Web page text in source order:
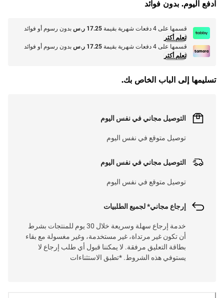
ادفع اليوم. بدون فوائد
قسمها على 4 دفعات شهرية بقيمة 17.25 ر.س
بدون رسوم أو فوائد
تعلم أكثر
قسمها على 4 دفعات شهرية بقيمة
17.25 ر.س
بدون رسوم أو فوائد
تعلم أكثر
تسليمها إلى الباب الخاص بك.
التوصيل مجاني في نفس اليوم
توصيل متوقع في نفس اليوم
التوصيل مجاني في نفس اليوم
توصيل متوقع في نفس اليوم
إرجاع مجاني* لجميع الطلبيات
خدمة إرجاع سهلة وسريعة خلال 30 يوم للمنتجات بشرط
أن تكون غير مرتداة، غير مستخدمة، وغير مغسولة مع بقاء
بطاقة التعليق مرفقة. لا يمكننا قبول أي طلب إرجاع لا
يستوفي هذه الشروط. *تطبق الاستثناءات